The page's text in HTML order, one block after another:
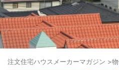
注⽂住宅ハウスメーカーマガジン >